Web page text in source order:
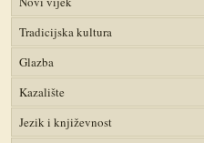
Tradicijska kultura
Glazba
Kazalište
Jezik i književnost